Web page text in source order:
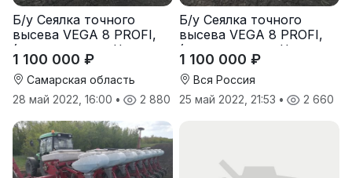
Б/у Сеялка точного
высева VEGA 8 PROFI,
(производство Червона
Зирка), 2016 г., в
отличном состоянии
1 100 000 ₽
Самарская область
28 май 2022, 16:00 • 2 880
Б/у Сеялка точного
высева VEGA 8 PROFI,
(производство Червона
Зирка), 2016 г., в
отличном состоянии
1 100 000 ₽
Вся Россия
25 май 2022, 21:53 • 2 660